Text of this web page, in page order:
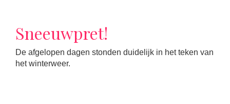
Sneeuwpret!
De afgelopen dagen stonden duidelijk in het teken van
het winterweer.